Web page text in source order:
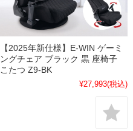
【2025年新仕様】E-WIN ゲーミ
ングチェア ブラック 黒 座椅子
こたつ Z9-BK
¥27,993(税込)